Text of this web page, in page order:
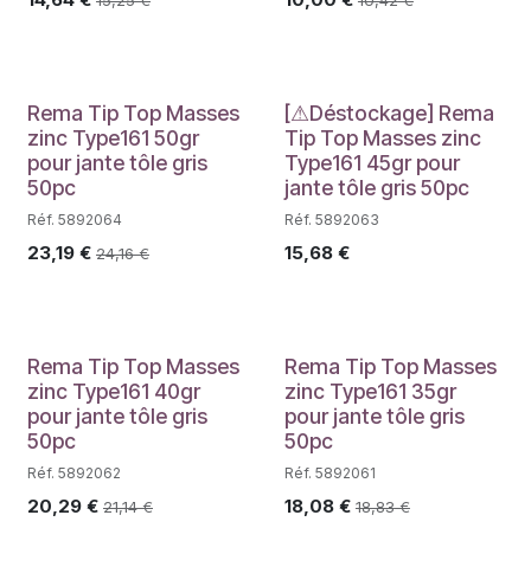
PROMO
Rema Tip Top Masses
zinc Type161 50gr
pour jante tôle gris
50pc
Réf. 5892064
23,19 € 24,16€
Déstockage
[⚠Déstockage] Rema
Tip Top Masses zinc
Type161 45gr pour
jante tôle gris 50pc
Réf. 5892063
15,68€
Déstockage
Rema Tip Top Masses
zinc Type161 40gr
pour jante tôle gris
50pc
Réf. 5892062
20,29 € 21,14€
PROMO
Rema Tip Top Masses
zinc Type161 35gr
pour jante tôle gris
50pc
Réf. 5892061
18,08€ 18,83€